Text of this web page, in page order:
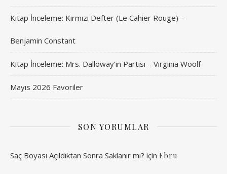
Kitap İnceleme: Kırmızı Defter (Le Cahier Rouge) –
Benjamin Constant
Kitap İnceleme: Mrs. Dalloway’in Partisi – Virginia Woolf
Mayıs 2026 Favoriler
SON YORUMLAR
Saç Boyası Açıldıktan Sonra Saklanır mı? için Ebru